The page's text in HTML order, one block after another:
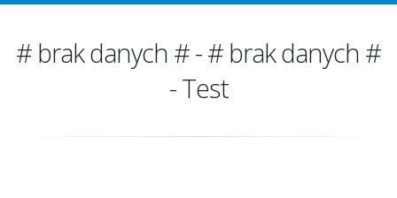
# brak danych # - # brak danych #
- Test